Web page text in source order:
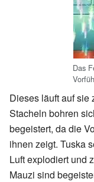
Das
Dieses läuft auf sie
Stacheln bohren
begeistert, da die
ihnen zeigt. Tuska
Luft explodiert und
Mauzi sind